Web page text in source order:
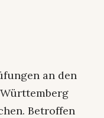
an den
Betroffen